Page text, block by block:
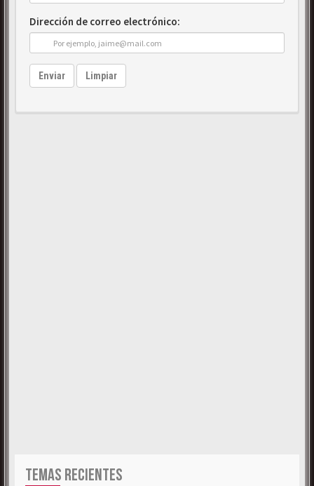
Dirección de correo electrónico:
Enviar Limpiar
TEMAS RECIENTES